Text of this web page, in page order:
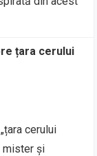
țara cerului
cerului
mister și